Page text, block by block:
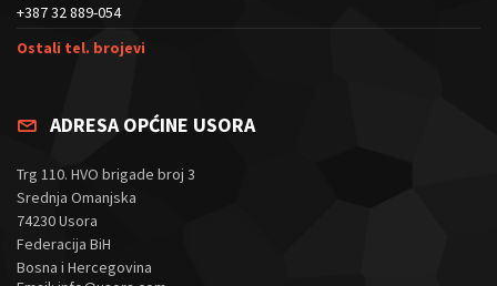
+387 32 889-054
Ostali tel. brojevi
ADRESA OPĆINE USORA
Trg 110. HVO brigade broj 3
Srednja Omanjska
74230 Usora
Federacija BiH
Bosna i Hercegovina